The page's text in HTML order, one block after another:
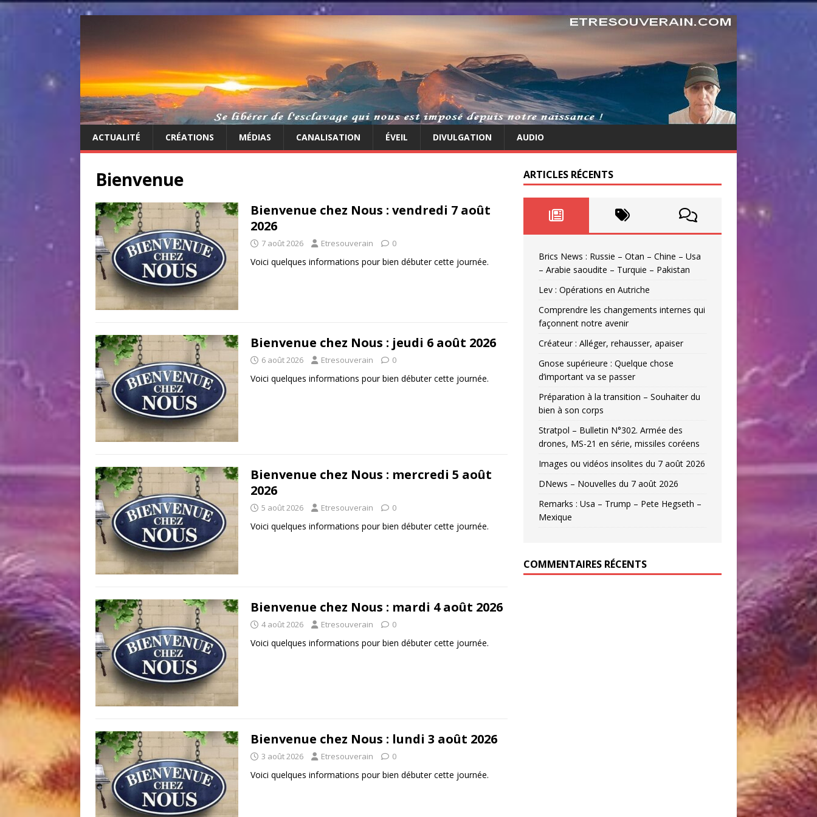
ACTUALITÉ CRÉATIONS MÉDIAS CANALISATION ÉVEIL DIVULGATION AUDIO
Bienvenue
Bienvenue chez Nous : vendredi 7 août
2026
7 août 2026 Etresouverain 0
Voici quelques informations pour bien débuter cette journée.
Bienvenue chez Nous : jeudi 6 août 2026
6 août 2026 Etresouverain 0
Voici quelques informations pour bien débuter cette journée.
Bienvenue chez Nous : mercredi 5 août
2026
5 août 2026 Etresouverain 0
Voici quelques informations pour bien débuter cette journée.
Bienvenue chez Nous : mardi 4 août 2026
4 août 2026 Etresouverain 0
Voici quelques informations pour bien débuter cette journée.
Bienvenue chez Nous : lundi 3 août 2026
3 août 2026 Etresouverain 0
Voici quelques informations pour bien débuter cette journée.
ARTICLES RÉCENTS
Brics News : Russie – Otan – Chine – Usa
– Arabie saoudite – Turquie – Pakistan
Lev : Opérations en Autriche
Comprendre les changements internes qui
façonnent notre avenir
Créateur : Alléger, rehausser, apaiser
Gnose supérieure : Quelque chose
d’important va se passer
Préparation à la transition – Souhaiter du
bien à son corps
Stratpol – Bulletin N°302. Armée des
drones, MS-21 en série, missiles coréens
Images ou vidéos insolites du 7 août 2026
DNews – Nouvelles du 7 août 2026
Remarks : Usa – Trump – Pete Hegseth –
Mexique
COMMENTAIRES RÉCENTS